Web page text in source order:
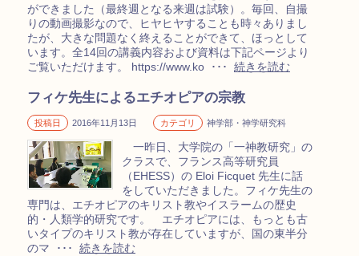
ができました（最終週となる来週は試験）。毎回、自撮
りの動画撮影なので、ヒヤヒヤすることも時々ありまし
たが、大きな問題なく終えることができて、ほっとして
います。全14回の講義内容および資料は下記ページより
ご覧いただけます。 https://www.ko ･･･ 続きを読む
フィケ先生によるエチオピアの宗教
投稿日 2016年11月13日 カテゴリ 神学部・神学研究科
一昨日、大学院の「一神教研究」の
クラスで、フランス高等研究員
（EHESS）の Eloi Ficquet 先生に話
をしていただきました。フィケ先生の
専門は、エチオピアのキリスト教やイスラームの歴史
的・人類学的研究です。 エチオピアには、もっとも古
いタイプのキリスト教が存在していますが、国の東半分
のマ ･･･ 続きを読む